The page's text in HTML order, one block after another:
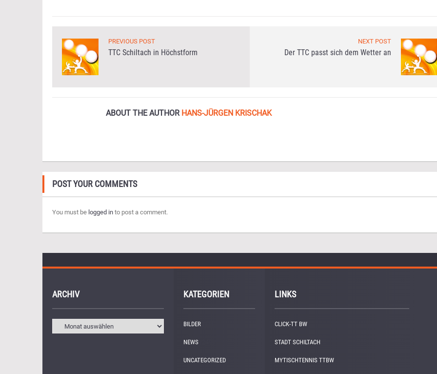
PREVIOUS POST
TTC Schiltach in Höchstform
NEXT POST
Der TTC passt sich dem Wetter an
ABOUT THE AUTHOR HANS-JÜRGEN KRISCHAK
POST YOUR COMMENTS
You must be logged in to post a comment.
ARCHIV KATEGORIEN
BILDER
NEWS
UNCATEGORIZED
LINKS
CLICK-TT BW
STADT SCHILTACH
MYTISCHTENNIS TTBW